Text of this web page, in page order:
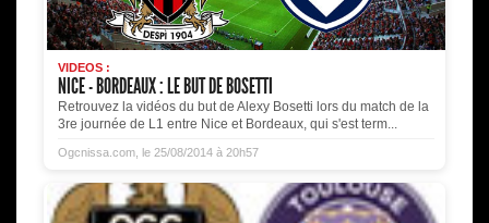
VIDEOS :
NICE - BORDEAUX : LE BUT DE BOSETTI
Retrouvez la vidéos du but de Alexy Bosetti lors du match de la
3re journée de L1 entre Nice et Bordeaux, qui s'est term...
Ogcnissa.com, le 25/08/2014 à 20h57